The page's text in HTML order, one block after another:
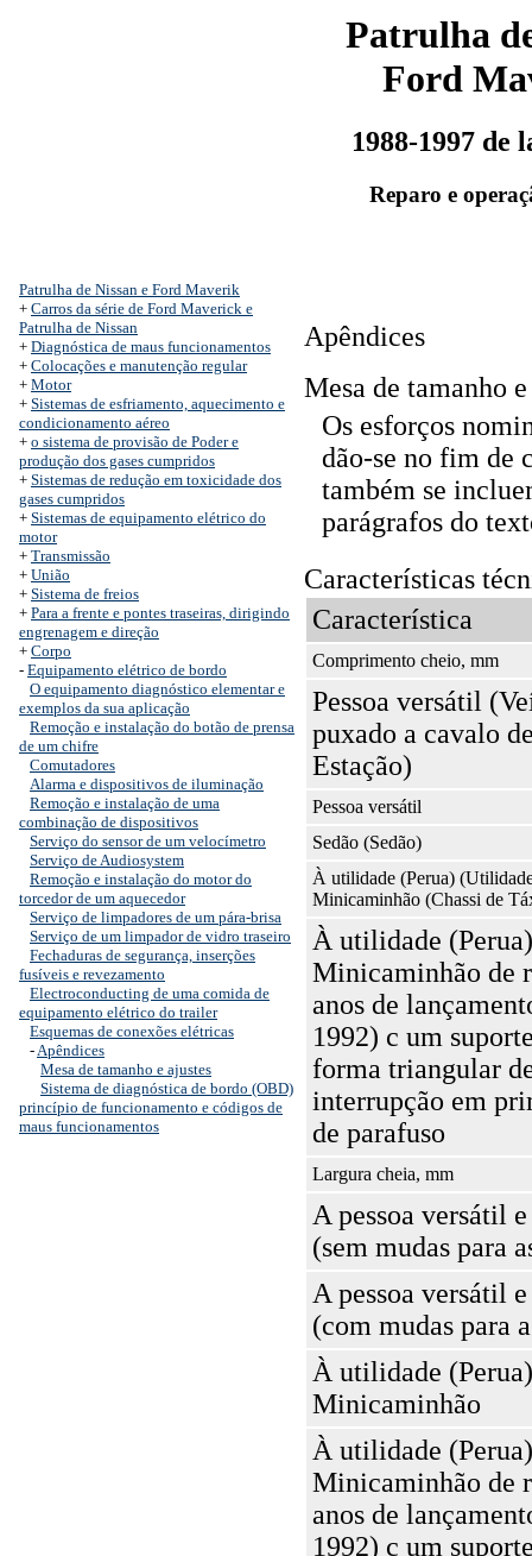
Patrulha
Ford
1988-1997 de
Reparo e
Patrulha de Nissan e Ford Maverik
+ Carros da série de Ford Maverick e
Patrulha de Nissan
+ Diagnóstica de maus funcionamentos
+ Colocações e manutenção regular
+ Motor
+ Sistemas de esfriamento, aquecimento e
condicionamento aéreo
+ o sistema de provisão de Poder e
produção dos gases cumpridos
+ Sistemas de redução em toxicidade dos
gases cumpridos
+ Sistemas de equipamento elétrico do
motor
+ Transmissão
+ União
+ Sistema de freios
+ Para a frente e pontes traseiras, dirigindo
engrenagem e direção
+ Corpo
- Equipamento elétrico de bordo
O equipamento diagnóstico elementar e
exemplos da sua aplicação
Remoção e instalação do botão de prensa
de um chifre
Comutadores
Alarma e dispositivos de iluminação
Remoção e instalação de uma
combinação de dispositivos
Serviço do sensor de um velocímetro
Serviço de Audiosystem
Remoção e instalação do motor do
torcedor de um aquecedor
Serviço de limpadores de um pára-brisa
Serviço de um limpador de vidro traseiro
Fechaduras de segurança, inserções
fusíveis e revezamento
Electroconducting de uma comida de
equipamento elétrico do trailer
Esquemas de conexões elétricas
-Apêndices
Mesa de tamanho e ajustes
Sistema de diagnóstica de bordo (OBD)
princípio de funcionamento e códigos de
maus funcionamentos
Apêndices
Mesa de tamanho
Os esforços
dão-se no fim de
também se
parágrafos do
Características
Característica
Comprimento cheio, mm
Pessoa versátil
puxado a cavalo
Estação)
Pessoa versátil
Sedão (Sedão)
À utilidade (Perua)
Minicaminhão (Chassi de
À utilidade
Minicaminhão de
anos de
1992) c um
forma triangular
interrupção em
de parafuso
Largura cheia, mm
A pessoa versátil
(sem mudas para
A pessoa versátil
(com mudas para
À utilidade
Minicaminhão
À utilidade
Minicaminhão de
anos de
1992) c um